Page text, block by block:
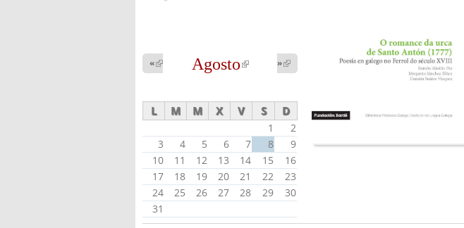
Agosto (link is
«
external)
»
external)
L M M X V S D
1
2
3
4 5 6 7 8
9
10
11 12 13 14 15
16
17
18 19 20 21 22
23
24
25 26 27 28 29
30
31